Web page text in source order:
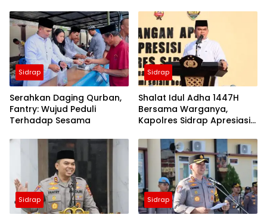
Sidrap
Serahkan Daging Qurban,
Fantry: Wujud Peduli
Terhadap Sesama
Sidrap
Shalat Idul Adha 1447H
Bersama Warganya,
Kapolres Sidrap Apresiasi
Daerah
Sidrap Sidrap